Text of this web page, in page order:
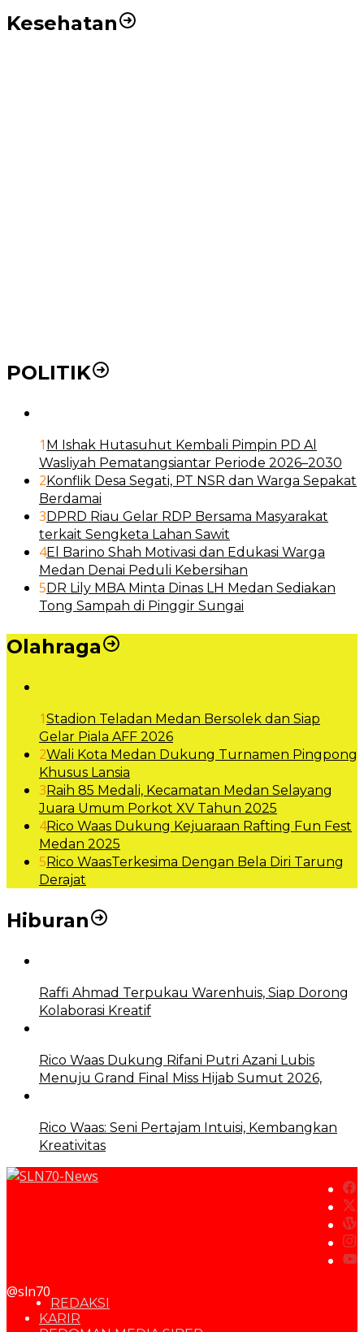
Kesehatan
POLITIK
1 M Ishak Hutasuhut Kembali Pimpin PD Al
Wasliyah Pematangsiantar Periode 2026–2030
2 Konflik Desa Segati, PT NSR dan Warga Sepakat
Berdamai
3 DPRD Riau Gelar RDP Bersama Masyarakat
terkait Sengketa Lahan Sawit
4El Barino Shah Motivasi dan Edukasi Warga
Medan Denai Peduli Kebersihan
5 DR Lily MBA Minta Dinas LH Medan Sediakan
Tong Sampah di Pinggir Sungai
Olahraga
1Stadion Teladan Medan Bersolek dan Siap
Gelar Piala AFF 2026
2Wali Kota Medan Dukung Turnamen Pingpong
Khusus Lansia
3 Raih 85 Medali, Kecamatan Medan Selayang
Juara Umum Porkot XV Tahun 2025
4Rico Waas Dukung Kejuaraan Rafting Fun Fest
Medan 2025
5 Rico WaasTerkesima Dengan Bela Diri Tarung
Derajat
Hiburan
Raffi Ahmad Terpukau Warenhuis, Siap Dorong
Kolaborasi Kreatif
Rico Waas Dukung Rifani Putri Azani Lubis
Menuju Grand Final Miss Hijab Sumut 2026,
Rico Waas: Seni Pertajam Intuisi, Kembangkan
Kreativitas
@sln70
REDAKSI
KARIR